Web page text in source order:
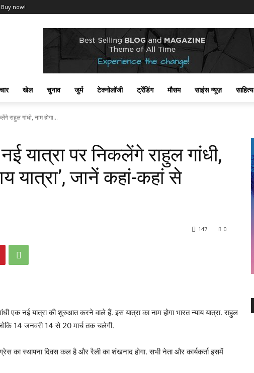
Buy now!
खेल चुनाव जुर्म टेक्नोलॉजी ट्रेंडिंग मौसम साइंस न्यूज़ साहित्य
राहुल गांधी, नाम होगा...
यात्रा पर निकलेंगे राहुल गांधी,
यात्रा’, जानें कहां-कहां से
0
147
एक नई यात्रा की शुरुआत करने वाले हैं. इस यात्रा का नाम होगा भारत न्याय यात्रा. राहुल
14 जनवरी 14 से 20 मार्च तक चलेगी.
का स्थापना दिवस कल है और रैली का शंखनाद होगा. सभी नेता और कार्यकर्ता इसमें